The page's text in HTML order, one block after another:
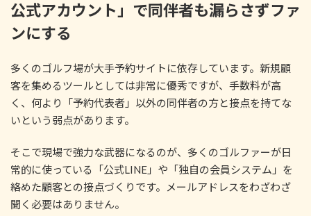
公式アカウント」で同伴者も漏らさずファ
ンにする
多くのゴルフ場が大手予約サイトに依存しています。新規顧
客を集めるツールとしては非常に優秀ですが、手数料が高
く、何より「予約代表者」以外の同伴者の方と接点を持てな
いという弱点があります。
そこで現場で強力な武器になるのが、多くのゴルファーが日
常的に使っている「公式LINE」や「独自の会員システム」を
絡めた顧客との接点づくりです。メールアドレスをわざわざ
聞く必要はありません。